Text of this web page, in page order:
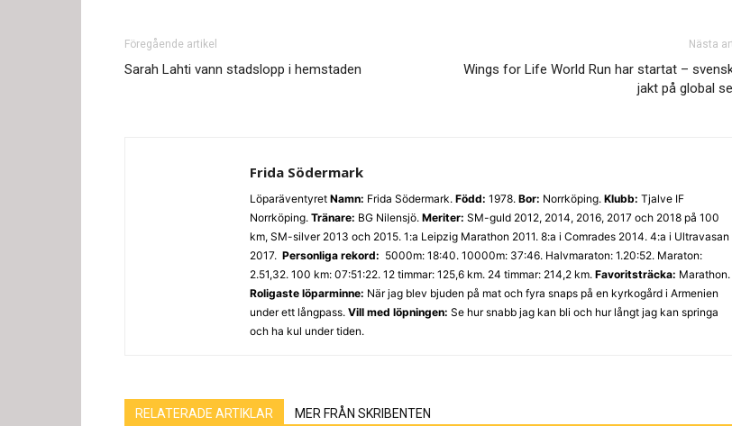
Föregående artikel
Sarah Lahti vann stadslopp i hemstaden
Nästa
Wings for Life World Run har startat –
jakt på global
Frida Södermark
Löparäventyret Namn: Frida Södermark. Född: 1978. Bor: Norrköping. Klubb: Tjalve IF
Norrköping. Tränare: BG Nilensjö. Meriter: SM-guld 2012, 2014, 2016, 2017 och 2018 på 100
km, SM-silver 2013 och 2015. 1:a Leipzig Marathon 2011. 8:a i Comrades 2014. 4:a i Ultravasan
2017. Personliga rekord: 5000m: 18:40. 10000m: 37:46. Halvmaraton: 1.20:52. Maraton:
2.51,32. 100 km: 07:51:22. 12 timmar: 125,6 km. 24 timmar: 214,2 km. Favoritsträcka: Marathon.
Roligaste löparminne: När jag blev bjuden på mat och fyra snaps på en kyrkogård i Armenien
under ett långpass. Vill med löpningen: Se hur snabb jag kan bli och hur långt jag kan springa
och ha kul under tiden.
RELATERADE ARTIKLAR MER FRÅN SKRIBENTEN